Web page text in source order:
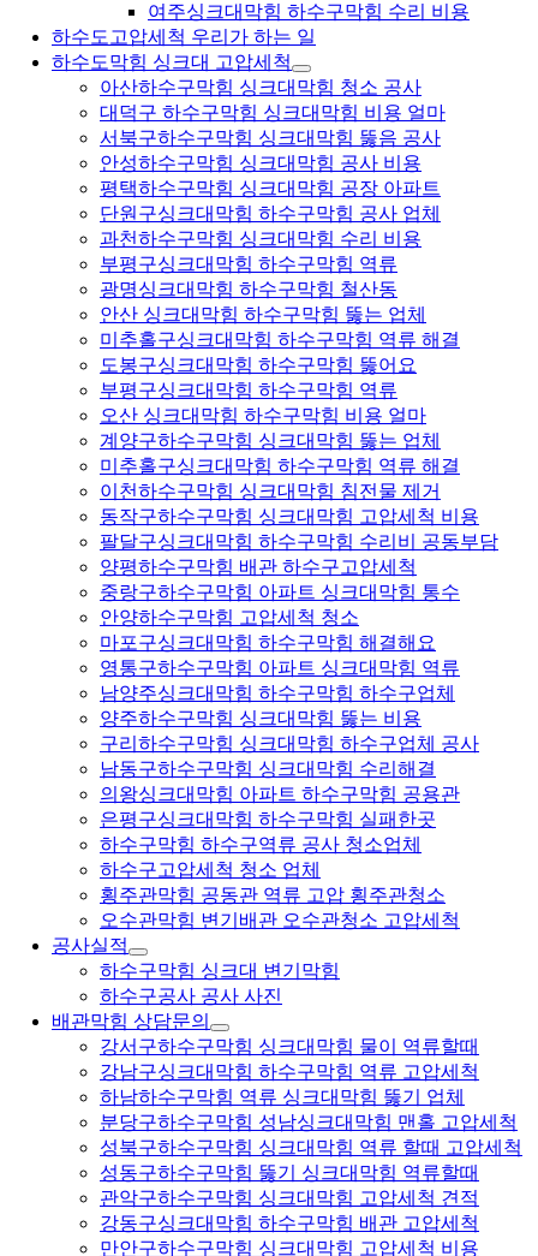
여주싱크대막힘 하수구막힘 수리 비용
하수도고압세척 우리가 하는 일
하수도막힘 싱크대 고압세척
아산하수구막힘 싱크대막힘 청소 공사
대덕구 하수구막힘 싱크대막힘 비용 얼마
서북구하수구막힘 싱크대막힘 뚫음 공사
안성하수구막힘 싱크대막힘 공사 비용
평택하수구막힘 싱크대막힘 공장 아파트
단원구싱크대막힘 하수구막힘 공사 업체
과천하수구막힘 싱크대막힘 수리 비용
부평구싱크대막힘 하수구막힘 역류
광명싱크대막힘 하수구막힘 철산동
안산 싱크대막힘 하수구막힘 뚫는 업체
미추홀구싱크대막힘 하수구막힘 역류 해결
도봉구싱크대막힘 하수구막힘 뚫어요
부평구싱크대막힘 하수구막힘 역류
오산 싱크대막힘 하수구막힘 비용 얼마
계양구하수구막힘 싱크대막힘 뚫는 업체
미추홀구싱크대막힘 하수구막힘 역류 해결
이천하수구막힘 싱크대막힘 침전물 제거
동작구하수구막힘 싱크대막힘 고압세척 비용
팔달구싱크대막힘 하수구막힘 수리비 공동부담
양평하수구막힘 배관 하수구고압세척
중랑구하수구막힘 아파트 싱크대막힘 통수
안양하수구막힘 고압세척 청소
마포구싱크대막힘 하수구막힘 해결해요
영통구하수구막힘 아파트 싱크대막힘 역류
남양주싱크대막힘 하수구막힘 하수구업체
양주하수구막힘 싱크대막힘 뚫는 비용
구리하수구막힘 싱크대막힘 하수구업체 공사
남동구하수구막힘 싱크대막힘 수리해결
의왕싱크대막힘 아파트 하수구막힘 공용관
은평구싱크대막힘 하수구막힘 실패한곳
하수구막힘 하수구역류 공사 청소업체
하수구고압세척 청소 업체
횡주관막힘 공동관 역류 고압 횡주관청소
오수관막힘 변기배관 오수관청소 고압세척
공사실적
하수구막힘 싱크대 변기막힘
하수구공사 공사 사진
배관막힘 상담문의
강서구하수구막힘 싱크대막힘 물이 역류할때
강남구싱크대막힘 하수구막힘 역류 고압세척
하남하수구막힘 역류 싱크대막힘 뚫기 업체
분당구하수구막힘 성남싱크대막힘 맨홀 고압세척
성북구하수구막힘 싱크대막힘 역류 할때 고압세척
성동구하수구막힘 뚫기 싱크대막힘 역류할때
관악구하수구막힘 싱크대막힘 고압세척 견적
강동구싱크대막힘 하수구막힘 배관 고압세척
만안구하수구막힘 싱크대막힘 고압세척 비용